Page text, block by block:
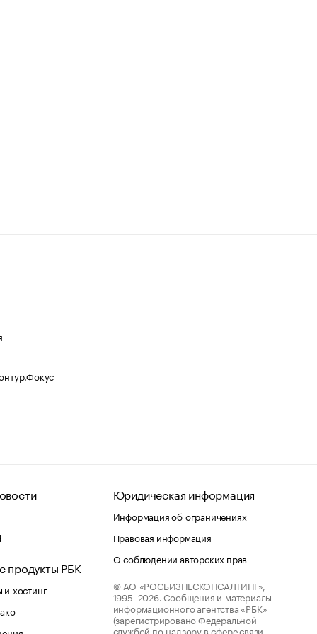
продукты РБК
хостинг
Юридическая информация
Информация об ограничениях
Правовая информация
О соблюдении авторских прав
© АО «РОСБИЗНЕСКОНСАЛТИНГ»,
1995–2026. Сообщения и материалы
информационного агентства «РБК»
(зарегистрировано Федеральной
службой по надзору в сфере связи,